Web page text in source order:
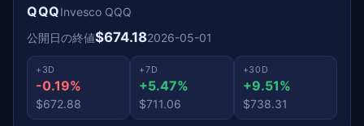
QQQInvesco QQQ
公開日の終値$674.182026-05-01
+3D
-0.19%
$672.88
+7D
+5.47%
$711.06
+30D
+9.51%
$738.31